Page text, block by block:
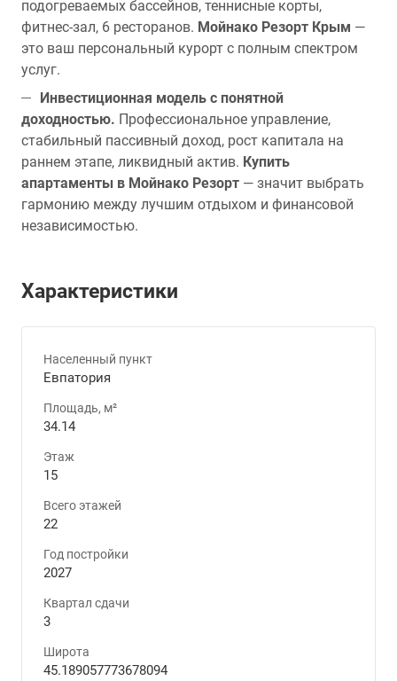
подогреваемых бассейнов, теннисные корты,
фитнес-зал, 6 ресторанов. Мойнако Резорт Крым —
это ваш персональный курорт с полным спектром
услуг.
Инвестиционная модель с понятной
доходностью. Профессиональное управление,
стабильный пассивный доход, рост капитала на
раннем этапе, ликвидный актив. Купить
апартаменты в Мойнако Резорт — значит выбрать
гармонию между лучшим отдыхом и финансовой
независимостью.
Характеристики
Населенный пункт
Евпатория
Площадь, м²
34.14
Этаж
15
Всего этажей
22
Год постройки
2027
Квартал сдачи
3
Широта
45.189057773678094